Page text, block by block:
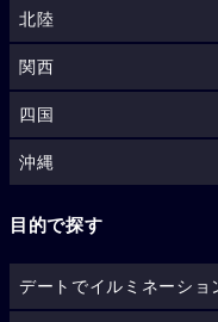
北陸
関西
四国
沖縄
目的で探す
デートでイルミネーショ